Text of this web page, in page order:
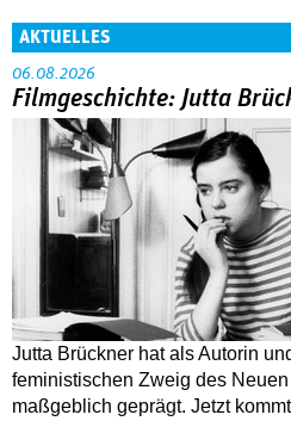
AKTUELLES
06.08.2026
Filmgeschichte: Jutta
Jutta Brückner hat als Autorin
feministischen Zweig des
maßgeblich geprägt. Jetzt